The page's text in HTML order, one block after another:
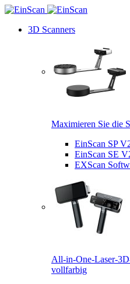
3D Scanners
Maximieren Sie die
EinScan SP
EinScan SE
EXScan
All-in-One-Laser-
vollfarbig